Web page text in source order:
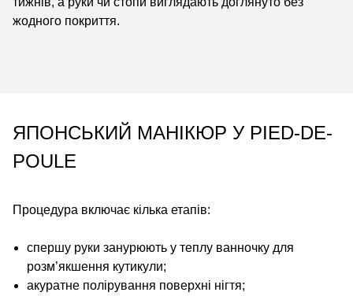
жодного покриття.
ЯПОНСЬКИЙ МАНІКЮР У PIED-DE-
POULE
Процедура включає кілька етапів:
cпершу руки занурюють у теплу ванночку для
розм’якшення кутикули;
акуратне полірування поверхні нігтя;